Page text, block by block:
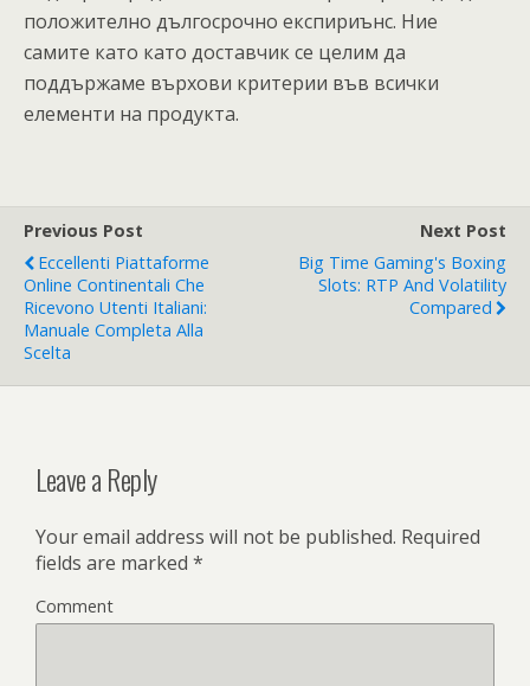
положително дългосрочно експириънс. Ние
самите като като доставчик се целим да
поддържаме върхови критерии във всички
елементи на продукта.
Previous Post
Eccellenti Piattaforme
Online Continentali Che
Ricevono Utenti Italiani:
Manuale Completa Alla
Scelta
Next Post
Big Time Gaming's Boxing
Slots: RTP And Volatility
Compared
Leave a Reply
Your email address will not be published. Required
fields are marked *
Comment